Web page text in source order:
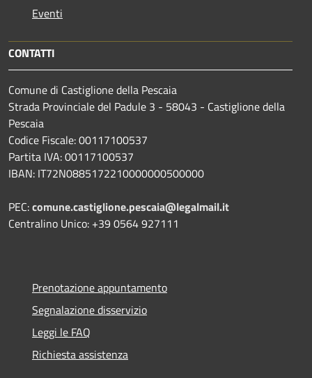
Eventi
CONTATTI
Comune di Castiglione della Pescaia
Strada Provinciale del Padule 3 - 58043 - Castiglione della
Pescaia
Codice Fiscale: 00117100537
Partita IVA: 00117100537
IBAN: IT72N0885172210000000500000
PEC:comune.castiglione.pescaia@legalmail.it
Centralino Unico: +39 0564 927111
Prenotazione appuntamento
Segnalazione disservizio
Leggi le FAQ
Richiesta assistenza